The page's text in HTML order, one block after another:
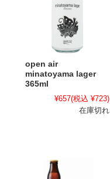
open air
minatoyama lager
365ml
¥657(税込 ¥723)
在庫切れ